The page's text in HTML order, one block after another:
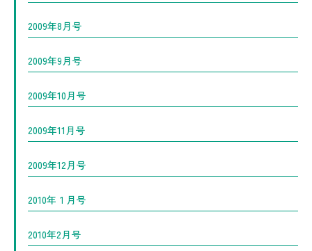
2009年8月号
2009年9月号
2009年10月号
2009年11月号
2009年12月号
2010年１月号
2010年2月号